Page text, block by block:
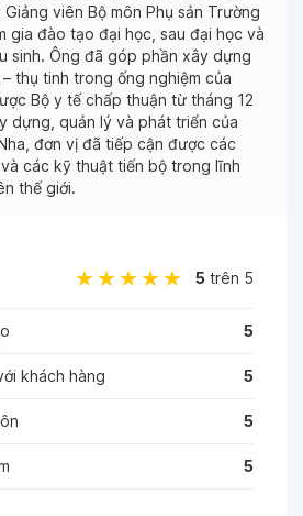
viên Bộ môn Phụ sản Trường
gia đào tạo đại học, sau đại học và
sinh. Ông đã góp phần xây dựng
thụ tinh trong ống nghiệm của
Bộ y tế chấp thuận từ tháng 12
dựng, quản lý và phát triển của
đơn vị đã tiếp cận được các
các kỹ thuật tiến bộ trong lĩnh
thế giới.
5 trên 5
5
khách hàng 5
5
5